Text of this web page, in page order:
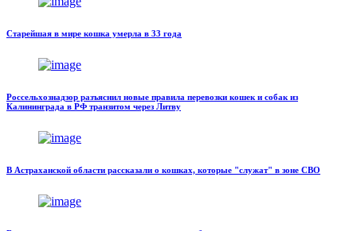
Старейшая в мире кошка умерла в 33 года
Россельхознадзор разъяснил новые правила перевозки кошек и собак из
Калининграда в РФ транзитом через Литву
В Астраханской области рассказали о кошках, которые "служат" в зоне СВО